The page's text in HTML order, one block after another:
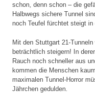
schon, denn schon – die
Halbwegs sichere Tunnel
noch Teufel fürchtet steigt
Mit den Stuttgart 21-
beträchtlich steigern! In
Rauch noch schneller aus
kommen die Menschen
maximalen Tunnel-Horror
Jährchen gedulden.